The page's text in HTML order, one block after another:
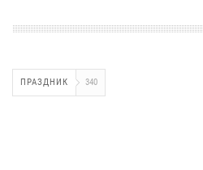
ПРАЗДНИК 340